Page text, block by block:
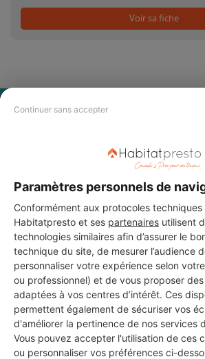
Continuer sans accepter
Paramètres personnels de
Conformément aux protocoles
Habitatpresto et ses partenaires utilisent
technologies similaires afin d’assurer le
technique du site, de mesurer l’audience
personnaliser votre expérience selon
ou professionnel) et de vous proposer
adaptées à vos centres d’intérêt. Ces
permettent également de sécuriser vos
d'améliorer la pertinence de nos services
Vous pouvez accepter l'utilisation de ces
ou personnaliser vos préférences ci-
Voir sa fiche
PAS LE
CHERCHER ?
Vous souhaitez réaliser des travaux et ne
choisir ? Demandez des devis travauxauprès
professionnels partout en
DEMANDER UN